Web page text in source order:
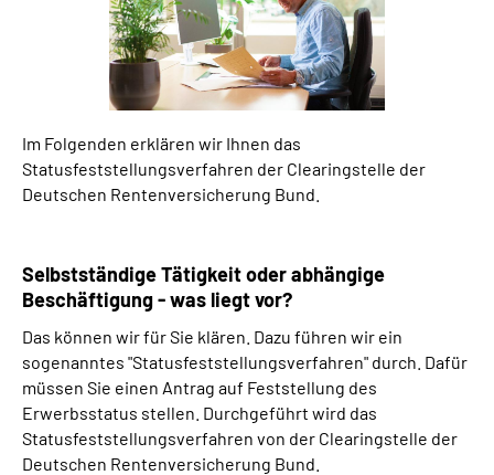
Mein Kundenportal
Im Folgenden erklären wir Ihnen das
Statusfeststellungsverfahren der Clearingstelle der
Deutschen Rentenversicherung Bund.
Selbstständige Tätigkeit oder abhängige
Beschäftigung - was liegt vor?
Das können wir für Sie klären. Dazu führen wir ein
sogenanntes "Statusfeststellungsverfahren" durch. Dafür
müssen Sie einen Antrag auf Feststellung des
Erwerbsstatus stellen. Durchgeführt wird das
Statusfeststellungsverfahren von der Clearingstelle der
Deutschen Rentenversicherung Bund.